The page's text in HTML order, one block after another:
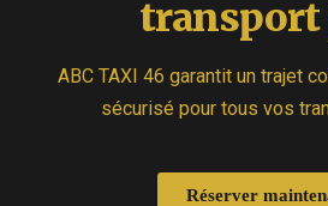
transport
ABC TAXI 46 garantit un trajet
sécurisé pour tous vos
Réserver